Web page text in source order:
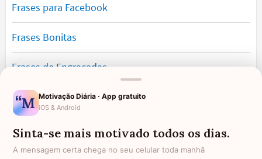
Frases para Facebook
Frases Bonitas
Frases de Engraçadas
Frases Românticas
Frases de Reflexão
Motivação Diária · App gratuito
iOS & Android
Sinta-se mais motivado todos os dias.
A mensagem certa chega no seu celular toda manhã